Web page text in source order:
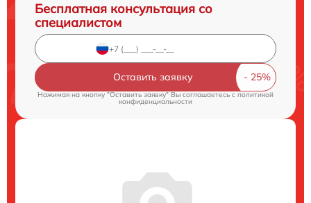
Бесплатная консультация со
специалистом
Оставить заявку
Нажимая на кнопку "Оставить заявку" Вы соглашаетесь cполитикой
конфиденциальности